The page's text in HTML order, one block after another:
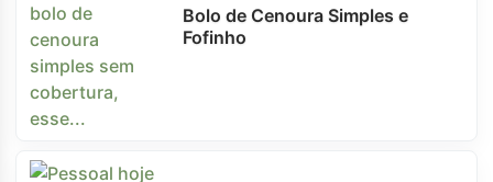
Bolo de Cenoura Simples e
Fofinho